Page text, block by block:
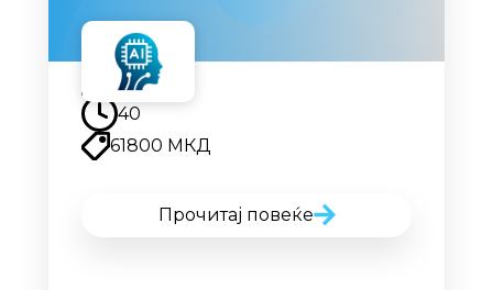
Наскоро
40
61800 МКД
Прочитај повеќе